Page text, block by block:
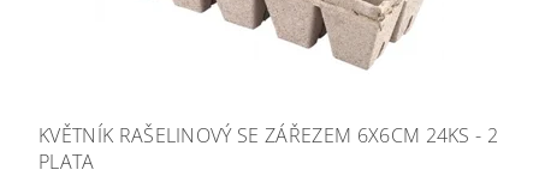
KVĚTNÍK RAŠELINOVÝ SE ZÁŘEZEM 6X6CM 24KS - 2
PLATA